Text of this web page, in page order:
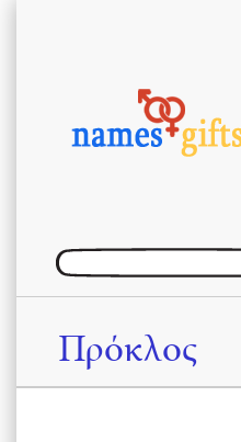
Πρόκλος